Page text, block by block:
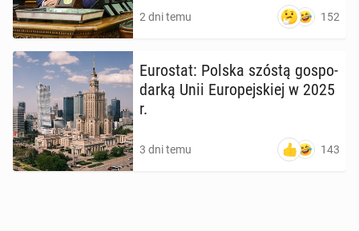
2 dni temu 152
Eu­ro­stat: Polska szóstą go­spo­
dar­ką Unii Eu­ro­pej­skiej w 2025
r.
3 dni temu 143